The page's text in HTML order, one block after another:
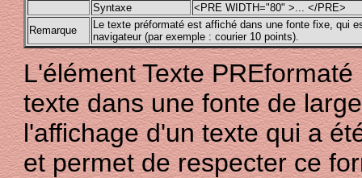
Syntaxe
<PRE WIDTH="80" >... </PRE>
Remarque
Le texte préformaté est affiché dans une fonte fixe, qui
navigateur (par exemple : courier 10 points).
L'élément Texte
texte dans une fonte de
l'affichage d'un texte qui a
et permet de respecter ce